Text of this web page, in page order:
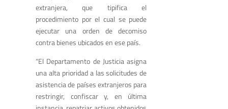
extranjera, que tipifica el
procedimiento por el cual se puede
ejecutar una orden de decomiso
contra bienes ubicados en ese país.
“El Departamento de Justicia asigna
una alta prioridad a las solicitudes de
asistencia de países extranjeros para
restringir, confiscar y, en última